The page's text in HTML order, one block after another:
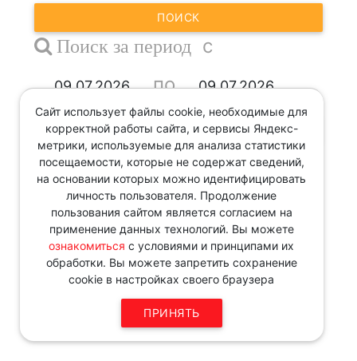
ПОИСК
Поиск за период
с
по
ПОИСК
Сайт использует файлы cookie, необходимые для
корректной работы сайта, и сервисы Яндекс-
метрики, используемые для анализа статистики
посещаемости, которые не содержат сведений,
на основании которых можно идентифицировать
личность пользователя. Продолжение
пользования сайтом является согласием на
применение данных технологий. Вы можете
ознакомиться с условиями и принципами их
обработки. Вы можете запретить сохранение
cookie в настройках своего браузера
ПРИНЯТЬ
Звоните по телефону в рабочие
дни с 9:00 до 18:00
8 343 287 51 45